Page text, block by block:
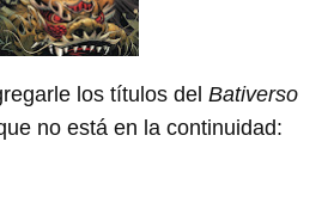
los títulos del Bativerso
no está en la continuidad: